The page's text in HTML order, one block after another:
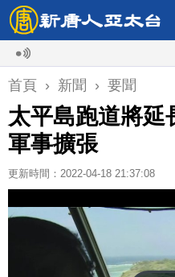
首頁 › 新聞 › 要聞
太平島跑道將延
軍事擴張
更新時間：2022-04-18 21:37:08